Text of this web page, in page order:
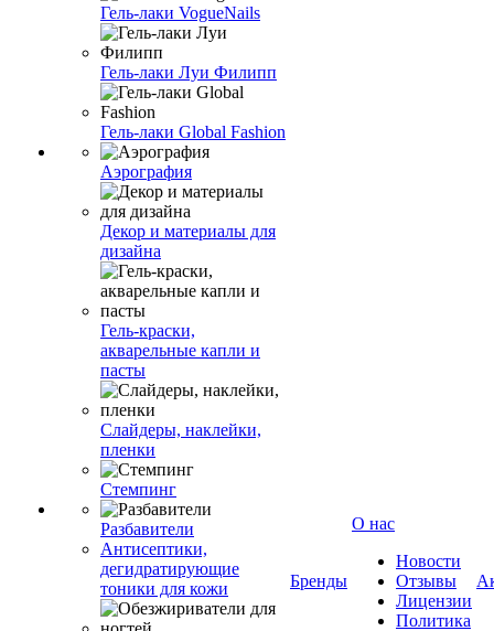
Гель-лаки VogueNails
Гель-лаки Луи Филипп
Гель-лаки Global Fashion
Аэрография
Декор и материалы для
дизайна
Гель-краски,
акварельные капли и
пасты
Слайдеры, наклейки,
пленки
Стемпинг
Разбавители
Антисептики,
дегидратирующие
тоники для кожи
Бренды
О нас
Новости
Отзывы
Лицензии
Политика